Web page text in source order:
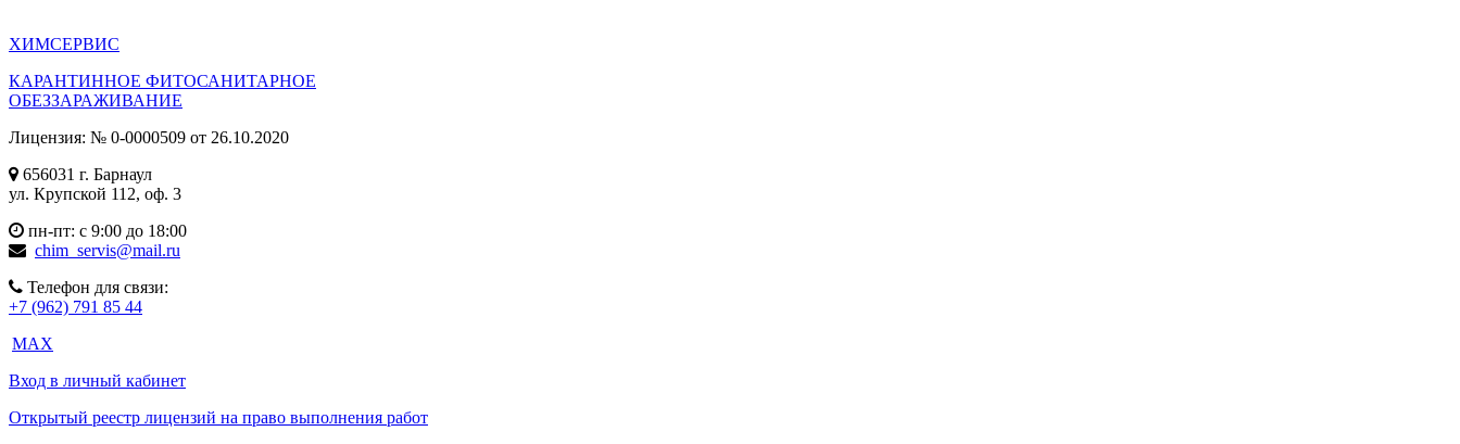
ХИМСЕРВИС
КАРАНТИННОЕ ФИТОСАНИТАРНОЕ
ОБЕЗЗАРАЖИВАНИЕ
Лицензия: № 0-0000509 от 26.10.2020
656031 г. Барнаул
ул. Крупской 112, оф. 3
пн-пт: с 9:00 до 18:00
chim_servis@mail.ru
Телефон для связи:
+7 (962) 791 85 44
MAX
Вход в личный кабинет
Открытый реестр лицензий на право выполнения работ